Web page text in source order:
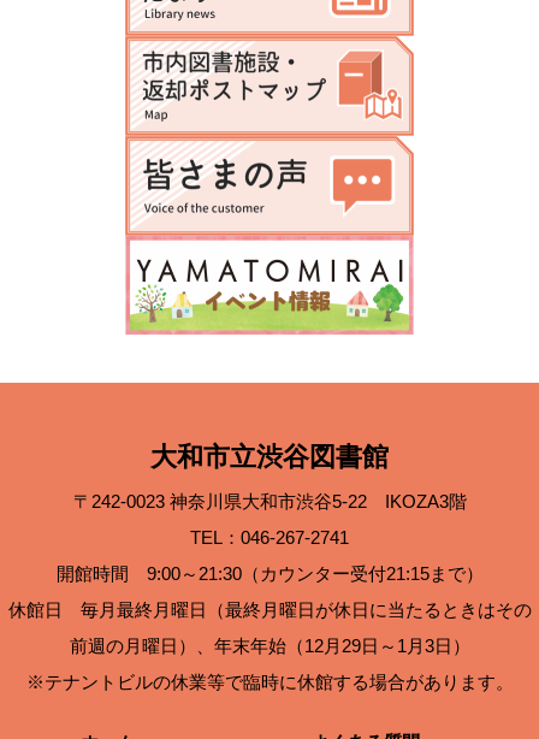
大和市立渋谷図書館
〒242-0023 神奈川県大和市渋谷5-22 IKOZA3階
TEL：046-267-2741
開館時間 9:00～21:30（カウンター受付21:15まで）
休館日 毎月最終月曜日（最終月曜日が休日に当たるときはその
前週の月曜日）、年末年始（12月29日～1月3日）
※テナントビルの休業等で臨時に休館する場合があります。